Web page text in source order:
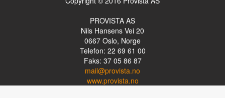
PROVISTA AS
Nils Hansens Vei 20
0667 Oslo, Norge
Telefon: 22 69 61 00
Faks: 37 05 86 87
mail@provista.no
www.provista.no